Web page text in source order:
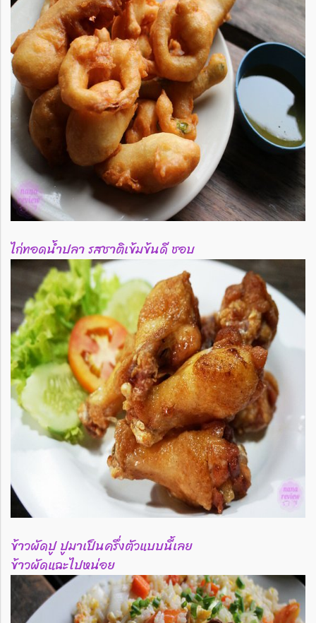
ไก่ทอดน้ำปลา รสชาติเข้มข้นดี ชอบ
ข้าวผัดปู ปูมาเป็นครึ่งตัวแบบนี้เลย
ข้าวผัดแฉะไปหน่อย